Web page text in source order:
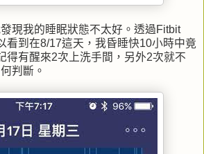
現我的睡眠狀態不太好。透過Fitbit
看到在8/17這天，我昏睡快10小時中竟
得有醒來2次上洗手間，另外2次就不
判斷。